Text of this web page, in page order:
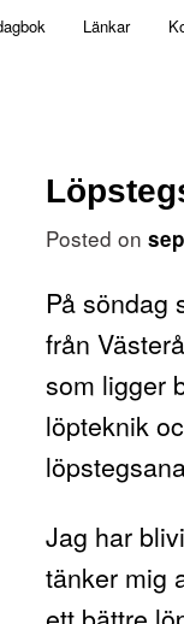
Länkar
Posted on
På söndag
från
som ligger
löpteknik
Jag har
tänker mig